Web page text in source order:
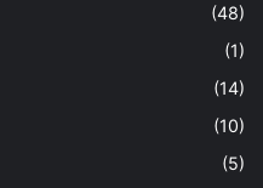
(48)
(1)
(14)
(10)
(5)